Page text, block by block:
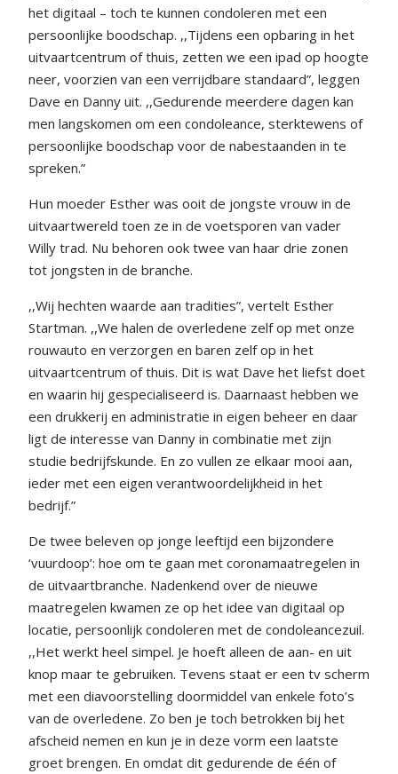
het digitaal – toch te kunnen condoleren met een
persoonlijke boodschap. ,,Tijdens een opbaring in het
uitvaartcentrum of thuis, zetten we een ipad op hoogte
neer, voorzien van een verrijdbare standaard”, leggen
Dave en Danny uit. ,,Gedurende meerdere dagen kan
men langskomen om een condoleance, sterktewens of
persoonlijke boodschap voor de nabestaanden in te
spreken.”
Hun moeder Esther was ooit de jongste vrouw in de
uitvaartwereld toen ze in de voetsporen van vader
Willy trad. Nu behoren ook twee van haar drie zonen
tot jongsten in de branche.
,,Wij hechten waarde aan tradities”, vertelt Esther
Startman. ,,We halen de overledene zelf op met onze
rouwauto en verzorgen en baren zelf op in het
uitvaartcentrum of thuis. Dit is wat Dave het liefst doet
en waarin hij gespecialiseerd is. Daarnaast hebben we
een drukkerij en administratie in eigen beheer en daar
ligt de interesse van Danny in combinatie met zijn
studie bedrijfskunde. En zo vullen ze elkaar mooi aan,
ieder met een eigen verantwoordelijkheid in het
bedrijf.”
De twee beleven op jonge leeftijd een bijzondere
‘vuurdoop’: hoe om te gaan met coronamaatregelen in
de uitvaartbranche. Nadenkend over de nieuwe
maatregelen kwamen ze op het idee van digitaal op
locatie, persoonlijk condoleren met de condoleancezuil.
,,Het werkt heel simpel. Je hoeft alleen de aan- en uit
knop maar te gebruiken. Tevens staat er een tv scherm
met een diavoorstelling doormiddel van enkele foto’s
van de overledene. Zo ben je toch betrokken bij het
afscheid nemen en kun je in deze vorm een laatste
groet brengen. En omdat dit gedurende de één of